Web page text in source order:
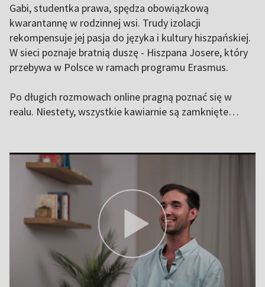
Gabi, studentka prawa, spędza obowiązkową
kwarantannę w rodzinnej wsi. Trudy izolacji
rekompensuje jej pasja do języka i kultury hiszpańskiej.
W sieci poznaje bratnią duszę - Hiszpana Josere, który
przebywa w Polsce w ramach programu Erasmus.
Po długich rozmowach online pragną poznać się w
realu. Niestety, wszystkie kawiarnie są zamknięte…